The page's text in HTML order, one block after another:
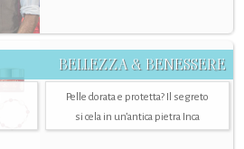
BELLEZZA & BENESSERE
Pelle dorata e protetta? Il segreto
si cela in un’antica pietra Inca